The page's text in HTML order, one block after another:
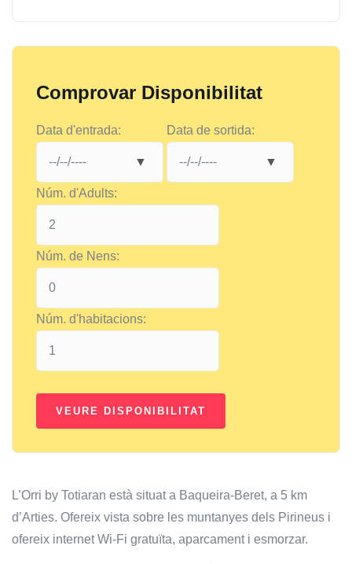
Comprovar Disponibilitat
Data d'entrada: Data de sortida:
Núm. d'Adults:
Núm. de Nens:
Núm. d'habitacions:
L’Orri by Totiaran està situat a Baqueira-Beret, a 5 km
d’Arties. Ofereix vista sobre les muntanyes dels Pirineus i
ofereix internet Wi-Fi gratuïta, aparcament i esmorzar.